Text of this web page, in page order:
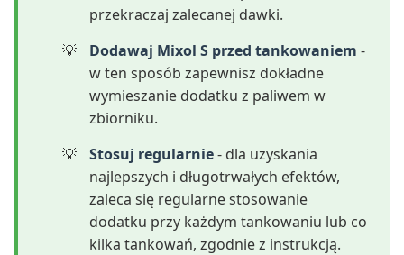
przekraczaj zalecanej dawki.
Dodawaj Mixol S przed tankowaniem -
w ten sposób zapewnisz dokładne
wymieszanie dodatku z paliwem w
zbiorniku.
Stosuj regularnie- dla uzyskania
najlepszych i długotrwałych efektów,
zaleca się regularne stosowanie
dodatku przy każdym tankowaniu lub co
kilka tankowań, zgodnie z instrukcją.